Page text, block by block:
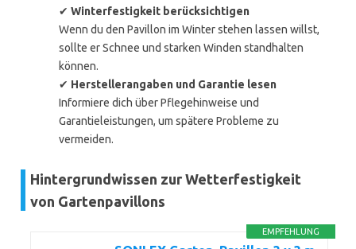
✔ Winterfestigkeit berücksichtigen
Wenn du den Pavillon im Winter stehen lassen willst,
sollte er Schnee und starken Winden standhalten
können.
✔ Herstellerangaben und Garantie lesen
Informiere dich über Pflegehinweise und
Garantieleistungen, um spätere Probleme zu
vermeiden.
Hintergrundwissen zur Wetterfestigkeit
von Gartenpavillons
EMPFEHLUNG